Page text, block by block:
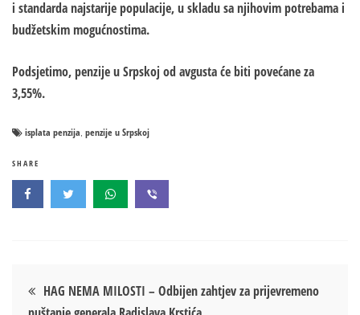
i standarda najstarije populacije, u skladu sa njihovim potrebama i
budžetskim mogućnostima.
Podsjetimo, penzije u Srpskoj od avgusta će biti povećane za
3,55%.
isplata penzija, penzije u Srpskoj
SHARE
Кретање
HAG NEMA MILOSTI – Odbijen zahtjev za prijevremeno